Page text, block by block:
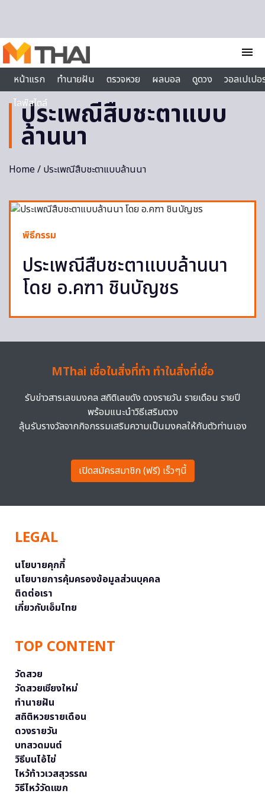
menu
หน้าแรก
ทำนายฝัน ตรวจหวย ผลบอล ดูดวง
วอลเปเป
ไลฟ์สไตล์
ประเพณีสืบชะตาแบบ
ล้านนา
Home/ ประเพณีสืบชะตาแบบล้านนา
พิธีกรรม
ประเพณีสืบชะตาแบบล้านนา
โดย อ.คฑา ชินบัญชร
MThai เชื่อในสิ่งที่ทำ ทำในสิ่งที่เชื่อ
รับข่าวสารเลขมงคล สถิติเลขดัง ดวงรายวัน รายเดือน รายปี
พร้อมแนะนำวิธีเสริมดวง
ลุ้นรับรางวัลจากกิจกรรมเสริมความเป็นมงคลให้กับตัวท่านเอง
เปิดสมัครสมาชิก (ฟรี) เร็วๆนี้
LEGAL
นโยบายคุกกี้
นโยบายการคุ้มครองข้อมูลส่วนบุคคล
ติดต่อเรา
เกี่ยวกับเอ็มไทย
TOP CONTENT
วัดสวย
วัดสวยเชียงใหม่
ทำนายฝัน
สถิติหวยรายเดือน
ดวงรายวัน
บทสวดมนต์
วิธีบนไอ้ไข่
ไหว้ท้าวเวสสุวรรณ
วิธีไหว้วัดแขก